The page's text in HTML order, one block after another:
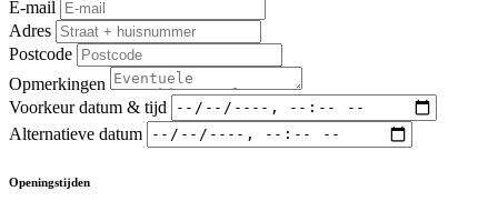
E-mail
Adres
Postcode
Opmerkingen
Voorkeur datum & tijd
Alternatieve datum
Openingstijden